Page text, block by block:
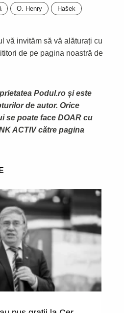
O. Henry Hašek
vă invităm să vă alăturați cu
de pe pagina noastră de
Podul.ro și este
de autor. Orice
se poate face DOAR cu
ACTIV către pagina